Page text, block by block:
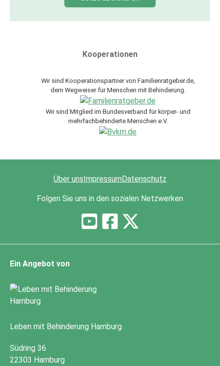
Kooperationen
Wir sind Kooperationspartner von Familienratgeber.de,
dem Wegweiser für Menschen mit Behinderung.
Wir sind Mitglied im Bundesverband für körper- und
mehrfachbehinderte Menschen e.V.
Über unsImpressumDatenschutz
Folgen Sie uns in den sozialen Netzwerken
Ein Angebot von
Leben mit Behinderung Hamburg
Südring 36
22303 Hamburg